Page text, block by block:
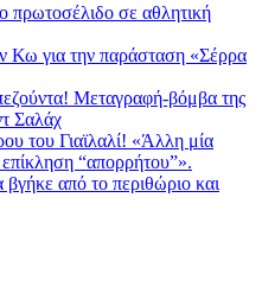
πρωτοσέλιδο σε αθλητική
για την παράσταση «Σέρρα
Μεταγραφή-βόμβα της
Σαλάχ
του Γιαϊλαλί! «Άλλη μία
“απορρήτου”».
από το περιθώριο και